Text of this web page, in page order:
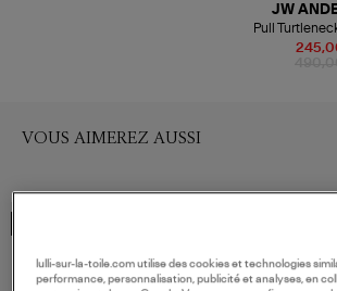
JW
Pull
VOUS AIMEREZ AUSSI
lulli-sur-la-toile.com utilise des cookies et technologies
performance, personnalisation, publicité et analyses, en